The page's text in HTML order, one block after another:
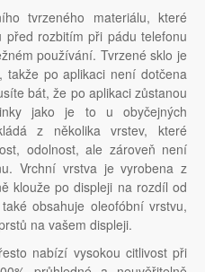
tvrzeného materiálu, které
před rozbitím při pádu telefonu
používání. Tvrzené sklo je
po aplikaci není dotčena
bát, že po aplikaci zůstanou
jako je to u obyčejných
z několika vrstev, které
odolnost, ale zároveň není
Vrchní vrstva je vyrobena z
klouže po displeji na rozdíl od
obsahuje oleofóbní vrstvu,
na vašem displeji.
nabízí vysokou citlivost při